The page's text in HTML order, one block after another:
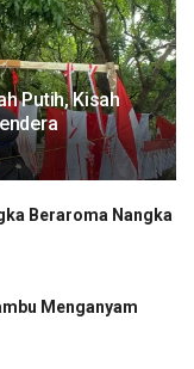
Putih, Kisah
Beraroma Nangka
Menganyam